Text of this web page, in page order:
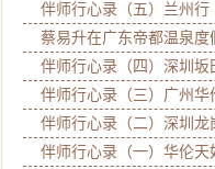
伴师行心录（五）兰州行
蔡易升在广东帝都温泉度
伴师行心录（四）深圳坂
伴师行心录（三）广州华
伴师行心录（二）深圳龙
伴师行心录（一）华伦天